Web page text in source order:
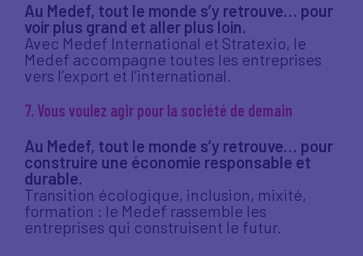
Au Medef, tout le monde s’y retrouve… pour
voir plus grand et aller plus loin.
Avec Medef International et Stratexio, le
Medef accompagne toutes les entreprises
vers l’export et l’international.
7. Vous voulez agir pour la société de demain
Au Medef, tout le monde s’y retrouve… pour
construire une économie responsable et
durable.
Transition écologique, inclusion, mixité,
formation : le Medef rassemble les
entreprises qui construisent le futur.